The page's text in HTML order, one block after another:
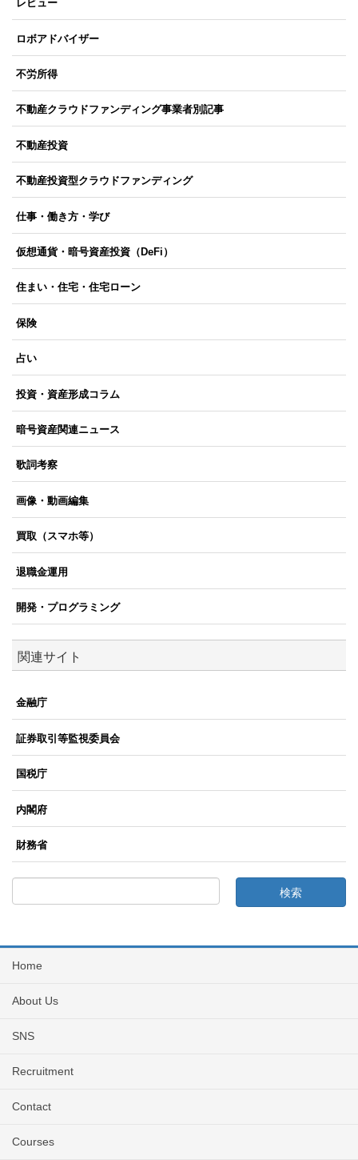
レビュー
ロボアドバイザー
不労所得
不動産クラウドファンディング事業者別記事
不動産投資
不動産投資型クラウドファンディング
仕事・働き方・学び
仮想通貨・暗号資産投資（DeFi）
住まい・住宅・住宅ローン
保険
占い
投資・資産形成コラム
暗号資産関連ニュース
歌詞考察
画像・動画編集
買取（スマホ等）
退職金運用
開発・プログラミング
関連サイト
金融庁
証券取引等監視委員会
国税庁
内閣府
財務省
Home
About Us
SNS
Recruitment
Contact
Courses